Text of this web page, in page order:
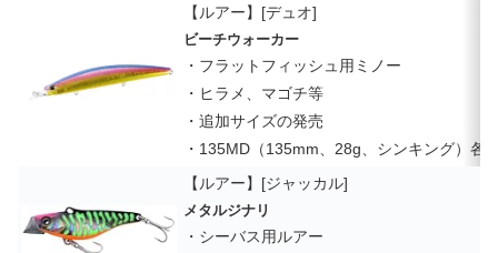
【ルアー】[デュオ]
ビーチウォーカー
・フラットフィッシュ用ミノー
・ヒラメ、マゴチ等
・追加サイズの発売
・135MD（135mm、28g、シンキング）各
【ルアー】[ジャッカル]
メタルジナリ
・シーバス用ルアー